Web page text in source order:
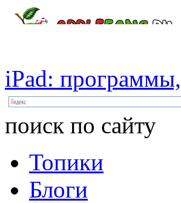
iPad: программы,
поиск по сайту
Топики
Блоги